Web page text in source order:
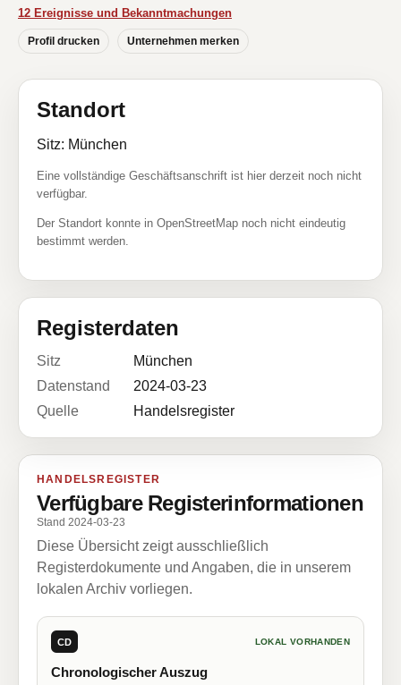
12 Ereignisse und Bekanntmachungen
Profil drucken Unternehmen merken
Standort
Sitz: München
Eine vollständige Geschäftsanschrift ist hier derzeit noch nicht
verfügbar.
Der Standort konnte in OpenStreetMap noch nicht eindeutig
bestimmt werden.
Registerdaten
Sitz
München
Datenstand
2024-03-23
Quelle
Handelsregister
HANDELSREGISTER
Verfügbare Registerinformationen
Stand 2024-03-23
Diese Übersicht zeigt ausschließlich
Registerdokumente und Angaben, die in unserem
lokalen Archiv vorliegen.
CD LOKAL VORHANDEN
Chronologischer Auszug